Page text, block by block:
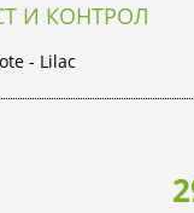
И КОНТРОЛ
- Lilac